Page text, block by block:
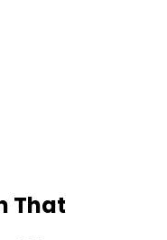
That